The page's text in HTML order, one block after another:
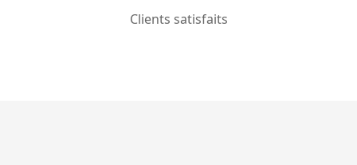
Clients satisfaits